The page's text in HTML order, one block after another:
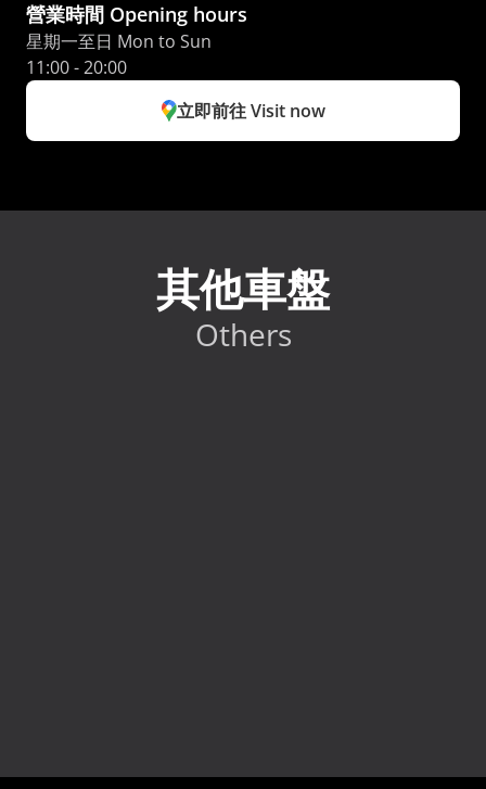
營業時間 Opening hours
星期一至日 Mon to Sun
11:00 - 20:00
立即前往 Visit now
其他車盤
Others